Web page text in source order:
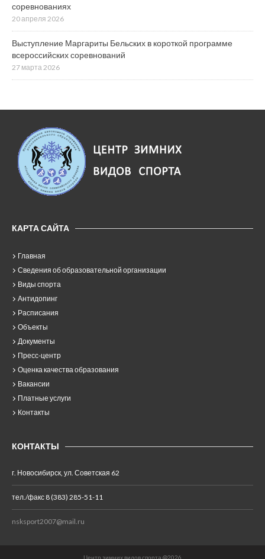
соревнованиях
20 апреля 2026
Выступление Маргариты Бельских в короткой программе
всероссийских соревнований
27 марта 2026
КАРТА САЙТА
Главная
Сведения об образовательной организации
Виды спорта
Антидопинг
Расписания
Объекты
Документы
Пресс-центр
Оценка качества образования
Вакансии
Платные услуги
Контакты
КОНТАКТЫ
г. Новосибирск, ул. Советская 62
тел./факс 8 (383) 285-51-11
nsksport2007@mail.ru
Центр зимних видов спорта @2026